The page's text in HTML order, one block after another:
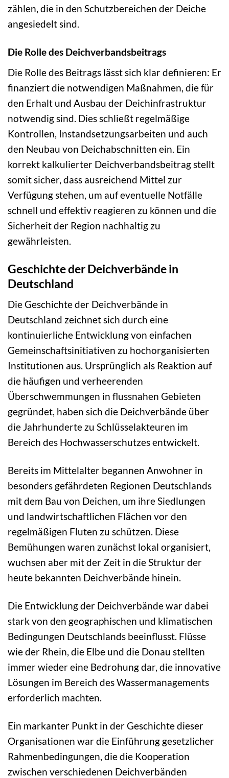
zählen, die in den Schutzbereichen der Deiche
angesiedelt sind.
Die Rolle des Deichverbandsbeitrags
Die Rolle des Beitrags lässt sich klar definieren: Er
finanziert die notwendigen Maßnahmen, die für
den Erhalt und Ausbau der Deichinfrastruktur
notwendig sind. Dies schließt regelmäßige
Kontrollen, Instandsetzungsarbeiten und auch
den Neubau von Deichabschnitten ein. Ein
korrekt kalkulierter Deichverbandsbeitrag stellt
somit sicher, dass ausreichend Mittel zur
Verfügung stehen, um auf eventuelle Notfälle
schnell und effektiv reagieren zu können und die
Sicherheit der Region nachhaltig zu
gewährleisten.
Geschichte der Deichverbände in
Deutschland
Die Geschichte der Deichverbände in
Deutschland zeichnet sich durch eine
kontinuierliche Entwicklung von einfachen
Gemeinschaftsinitiativen zu hochorganisierten
Institutionen aus. Ursprünglich als Reaktion auf
die häufigen und verheerenden
Überschwemmungen in flussnahen Gebieten
gegründet, haben sich die Deichverbände über
die Jahrhunderte zu Schlüsselakteuren im
Bereich des Hochwasserschutzes entwickelt.
Bereits im Mittelalter begannen Anwohner in
besonders gefährdeten Regionen Deutschlands
mit dem Bau von Deichen, um ihre Siedlungen
und landwirtschaftlichen Flächen vor den
regelmäßigen Fluten zu schützen. Diese
Bemühungen waren zunächst lokal organisiert,
wuchsen aber mit der Zeit in die Struktur der
heute bekannten Deichverbände hinein.
Die Entwicklung der Deichverbände war dabei
stark von den geographischen und klimatischen
Bedingungen Deutschlands beeinflusst. Flüsse
wie der Rhein, die Elbe und die Donau stellten
immer wieder eine Bedrohung dar, die innovative
Lösungen im Bereich des Wassermanagements
erforderlich machten.
Ein markanter Punkt in der Geschichte dieser
Organisationen war die Einführung gesetzlicher
Rahmenbedingungen, die die Kooperation
zwischen verschiedenen Deichverbänden